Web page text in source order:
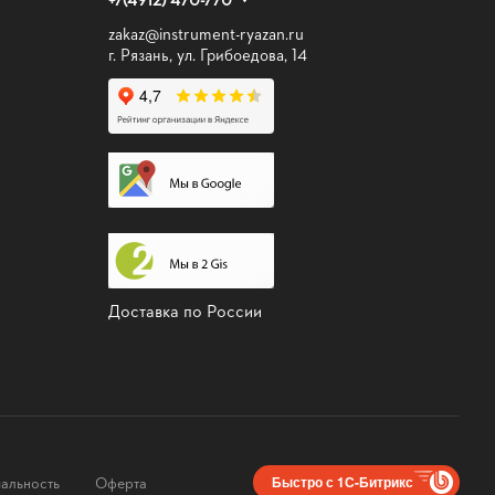
zakaz@instrument-ryazan.ru
г. Рязань, ул. Грибоедова, 14
Доставка по России
Оферта Быстро с 1С-Битрикс